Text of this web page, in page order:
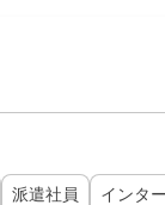
派遣社員 インタ